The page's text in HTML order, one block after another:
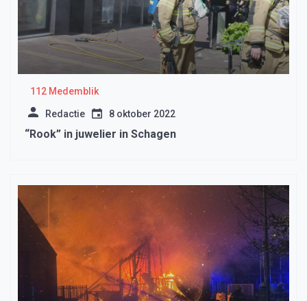
112 Medemblik
Redactie 8 oktober 2022
“Rook” in juwelier in Schagen